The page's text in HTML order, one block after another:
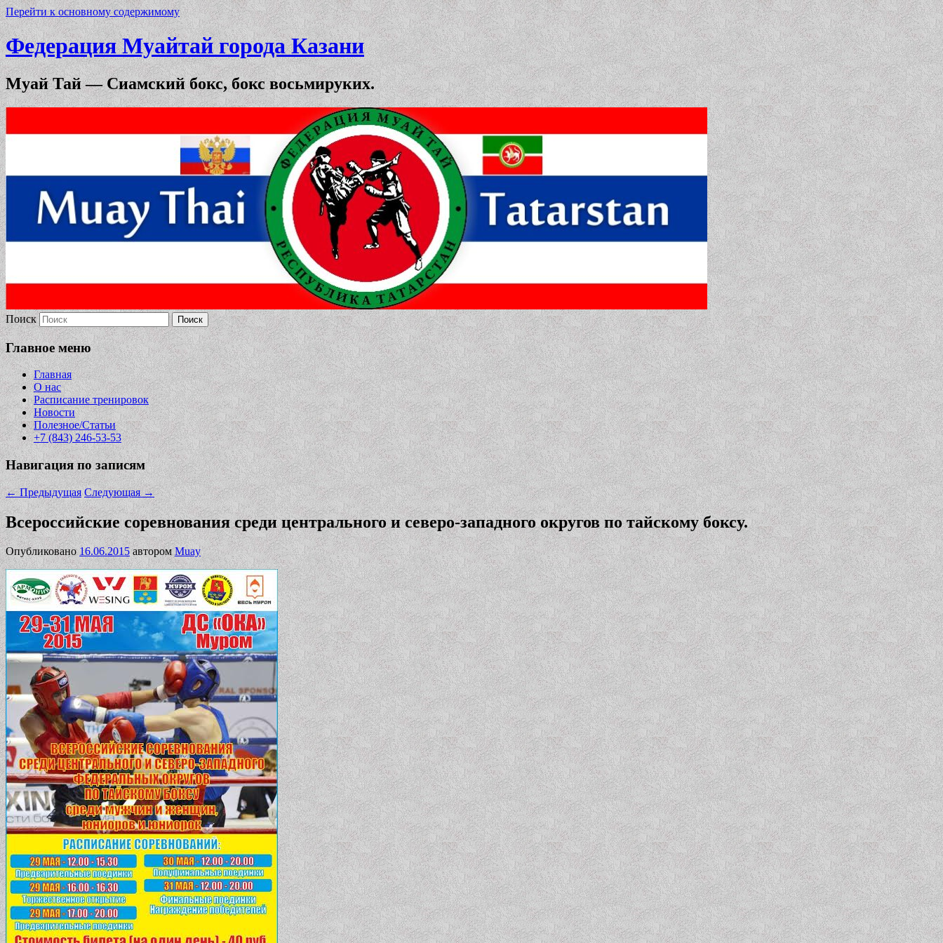
Перейти к основному содержимому
Федерация Муайтай города Казани
Муай Тай — Сиамский бокс, бокс восьмируких.
Поиск
Главное меню
Главная
О нас
Расписание тренировок
Новости
Полезное/Статьи
+7 (843) 246-53-53
Навигация по записям
←Предыдущая Следующая→
Всероссийские соревнования среди центрального и северо-западного округов по тайскому боксу.
Опубликовано16.06.2015 авторомMuay